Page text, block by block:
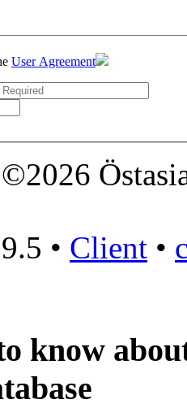
User Agreement
• Client •
know